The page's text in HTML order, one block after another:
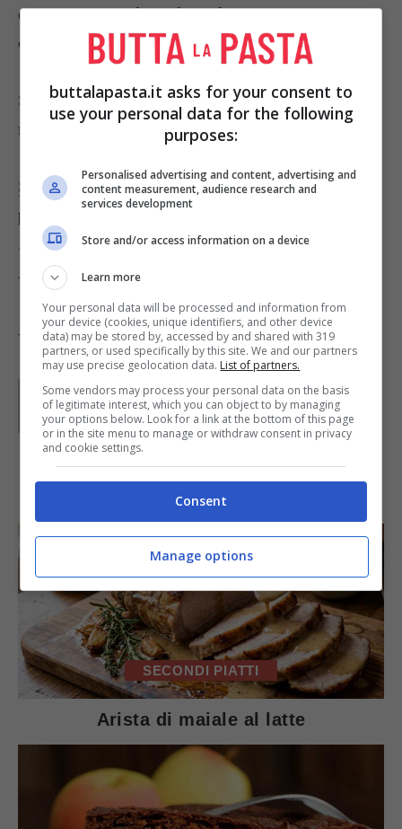
composto girando molto velocemente per evitare
che si rapprendano.
Salate e pepate e lasciate raffreddare. Coprite e
riponete in frigorifero.
Servire la zuppacon una piccola aggiunta di
panna acidasenza mescolare
.
Foto da www.bies.net.pl
Tag: Ricette dal mondo
Parole diDeborah Di Lucia
IN PRIMO PIANO
SECONDI PIATTI
Arista di maiale al latte
buttalapasta.it asks for your consent to
use your personal data for the following
purposes:
Personalised advertising and content, advertising and
content measurement, audience research and
services development
Store and/or access information on a device
Learn more
Your personal data will be processed and information from
your device (cookies, unique identifiers, and other device
data) may be stored by, accessed by and shared with 319
partners, or used specifically by this site. We and our partners
may use precise geolocation data. List of partners.
Some vendors may process your personal data on the basis
of legitimate interest, which you can object to by managing
your options below. Look for a link at the bottom of this page
or in the site menu to manage or withdraw consent in privacy
and cookie settings.
Consent
Manage options